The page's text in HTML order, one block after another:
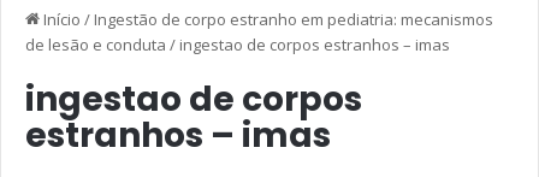
Início / Ingestão de corpo estranho em pediatria: mecanismos
de lesão e conduta / ingestao de corpos estranhos – imas
ingestao de corpos
estranhos – imas